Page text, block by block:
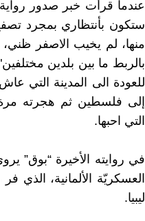
عندما قرأت خبر صدور
ستكون بأنتظاري بمجرد
منها، لم يخيب الاصفر
بالربط ما بين بلدين
للعودة الى المدينة التي
إلى فلسطين ثم هجرته مرة
التي احبها.
في روايته الأخيرة “بوق”
العسكريّة الألمانية، الذي
ليبيا.